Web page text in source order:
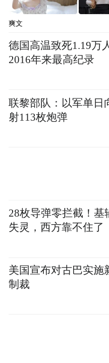
案例三：
驾驶人缪某某曾于
月15日、2020年3月
次因未依法取得机
2026年6月9日，上
信州大队通知驾驶
日，针对其违法情
有效机动车驾驶证
对其作出罚款1000
爽文
德国高温致死1.19万
2016年来最高纪录
联黎部队：以军单日
射113枚炮弹
28枚导弹零拦截！基
失灵，西方靠不住了
美国宣布对古巴实施
制裁